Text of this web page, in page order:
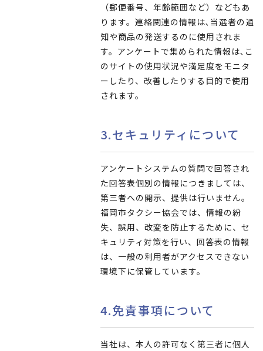
（郵便番号、年齢範囲など）などもあ
ります。連絡関連の情報は､当選者の通
知や商品の発送するのに使用されま
す。アンケートで集められた情報は､こ
のサイトの使用状況や満足度をモニタ
ーしたり、改善したりする目的で使用
されます。
3.セキュリティについて
アンケートシステムの質問で回答され
た回答表個別の情報につきましては、
第三者への開示、提供は行いません。
福岡市タクシー協会では、情報の紛
失、誤用、改変を防止するために、セ
キュリティ対策を行い、回答表の情報
は、一般の利用者がアクセスできない
環境下に保管しています。
4.免責事項について
当社は、本人の許可なく第三者に個人